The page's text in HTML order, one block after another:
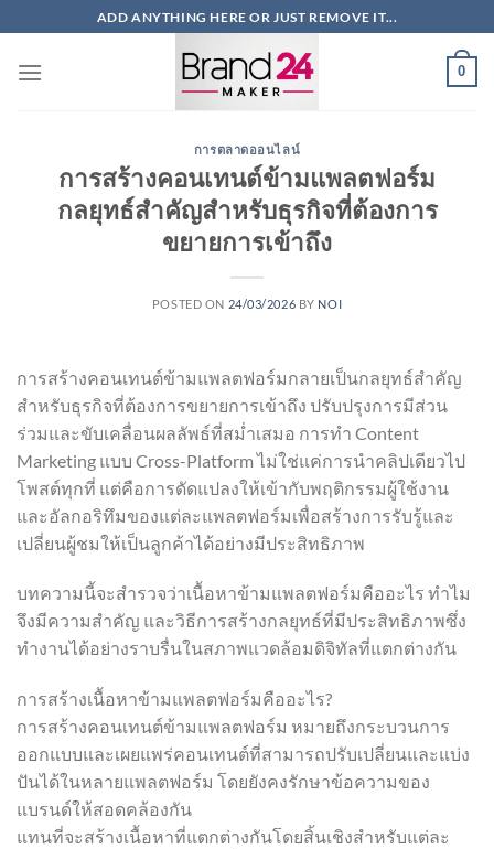
ไป
ADD ANYTHING HERE OR JUST REMOVE IT...
0
การตลาดออนไลน์
การสร้างคอนเทนต์ข้ามแพลตฟอร์ม
กลยุทธ์สำคัญสำหรับธุรกิจที่ต้องการ
ขยายการเข้าถึง
POSTED ON 24/03/2026 BY NOI
การสร้างคอนเทนต์ข้ามแพลตฟอร์มกลายเป็นกลยุทธ์สำคัญ
สำหรับธุรกิจที่ต้องการขยายการเข้าถึง ปรับปรุงการมีส่วน
ร่วมและขับเคลื่อนผลลัพธ์ที่สม่ำเสมอ การทำ Content
Marketing แบบ Cross-Platform ไม่ใช่แค่การนำคลิปเดียวไป
โพสต์ทุกที่ แต่คือการดัดแปลงให้เข้ากับพฤติกรรมผู้ใช้งาน
และอัลกอริทึมของแต่ละแพลตฟอร์มเพื่อสร้างการรับรู้และ
เปลี่ยนผู้ชมให้เป็นลูกค้าได้อย่างมีประสิทธิภาพ
บทความนี้จะสำรวจว่าเนื้อหาข้ามแพลตฟอร์มคืออะไร ทำไม
จึงมีความสำคัญ และวิธีการสร้างกลยุทธ์ที่มีประสิทธิภาพซึ่ง
ทำงานได้อย่างราบรื่นในสภาพแวดล้อมดิจิทัลที่แตกต่างกัน
การสร้างเนื้อหาข้ามแพลตฟอร์มคืออะไร?
การสร้างคอนเทนต์ข้ามแพลตฟอร์ม หมายถึงกระบวนการ
ออกแบบและเผยแพร่คอนเทนต์ที่สามารถปรับเปลี่ยนและแบ่ง
ปันได้ในหลายแพลตฟอร์ม โดยยังคงรักษาข้อความของ
แบรนด์ให้สอดคล้องกัน
แทนที่จะสร้างเนื้อหาที่แตกต่างกันโดยสิ้นเชิงสำหรับแต่ละ